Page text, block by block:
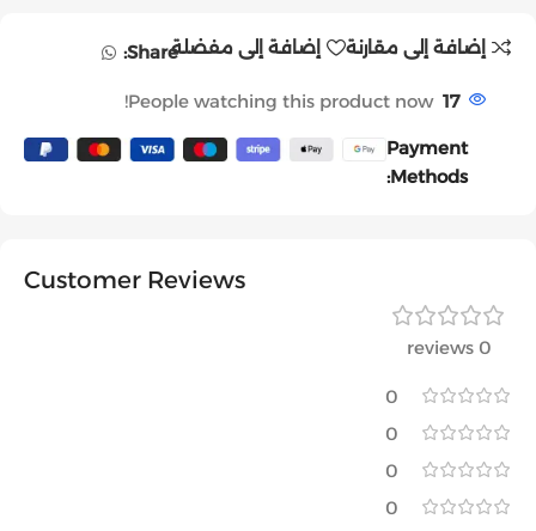
إضافة إلى مقارنة إضافة إلى مفضلةShare:
17
People watching this product now!
Payment
Methods:
Customer Reviews
0 reviews
0
0
0
0